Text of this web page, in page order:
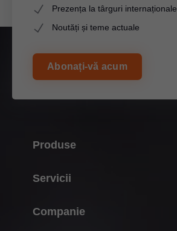
Prezența la târguri internaționale
Noutăți și teme actuale
Abonați-vă acum
Produse
Sisteme de ridicare pentru uşi
Servicii
Companie